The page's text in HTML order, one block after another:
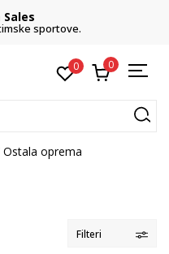
sportove.
0 0
Ostala oprema
Filteri